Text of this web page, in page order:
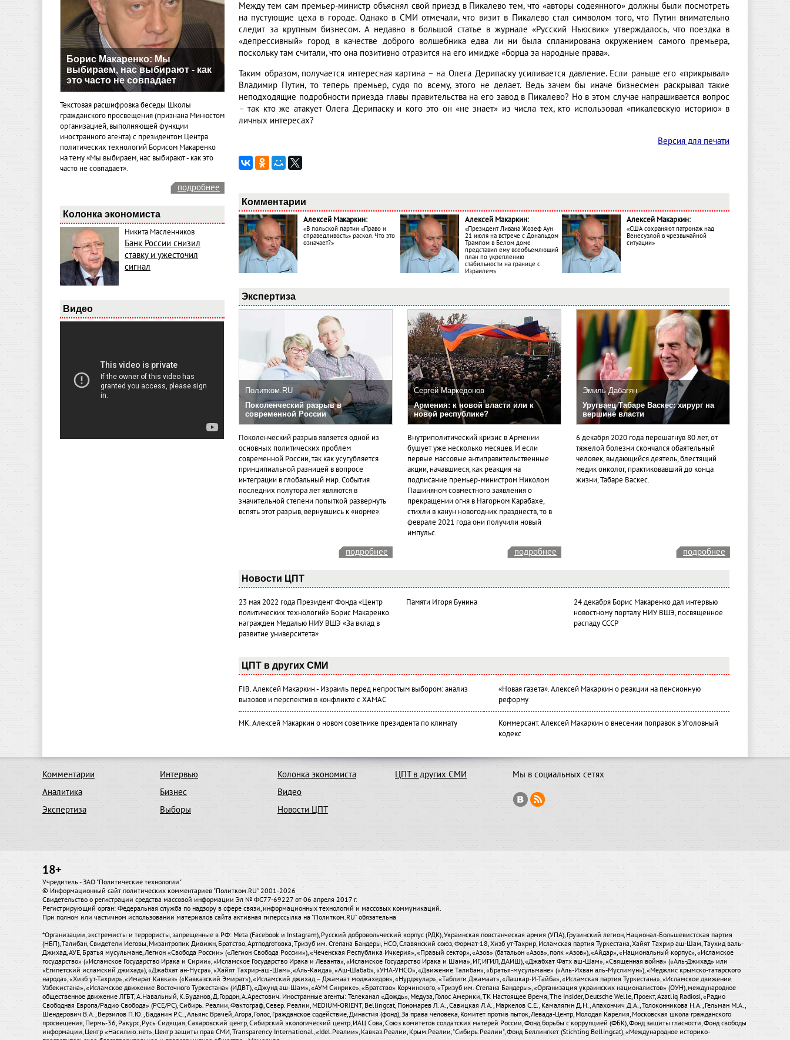
Борис Макаренко: Мы
выбираем, нас выбирают - как
это часто не совпадает
Текстовая расшифровка беседы Школы
гражданского просвещения (признана Минюстом
организацией, выполняющей функции
иностранного агента) с президентом Центра
политических технологий Борисом Макаренко
на тему «Мы выбираем, нас выбирают - как это
часто не совпадает».
подробнее
Колонка экономиста
Никита Масленников
Банк России снизил
ставку и ужесточил
сигнал
Видео
Между тем сам премьер-министр объяснял свой приезд в Пикалево тем, что «авторы содеянного» должны были посмотреть
на пустующие цеха в городе. Однако в СМИ отмечали, что визит в Пикалево стал символом того, что Путин внимательно
следит за крупным бизнесом. А недавно в большой статье в журнале «Русский Ньюсвик» утверждалось, что поездка в
«депрессивный» город в качестве доброго волшебника едва ли ни была спланирована окружением самого премьера,
поскольку там считали, что она позитивно отразится на его имидже «борца за народные права».
Таким образом, получается интересная картина – на Олега Дерипаску усиливается давление. Если раньше его «прикрывал»
Владимир Путин, то теперь премьер, судя по всему, этого не делает. Ведь зачем бы иначе бизнесмен раскрывал такие
неподходящие подробности приезда главы правительства на его завод в Пикалево? Но в этом случае напрашивается вопрос
– так кто же атакует Олега Дерипаску и кого это он «не знает» из числа тех, кто использовал «пикалевскую историю» в
личных интересах?
Версия для печати
Комментарии
Алексей Макаркин:
«В польской партии «Право и
справедливость» раскол. Что это
означает?»
Алексей Макаркин:
«Президент Ливана Жозеф Аун
21 июля на встрече с Дональдом
Трампом в Белом доме
представил ему всеобъемлющий
план по укреплению
стабильности на границе с
Израилем»
Алексей Макаркин:
«США сохраняют патронаж над
Венесуэлой в чрезвычайной
ситуации»
Экспертиза
Политком.RU
Поколенческий разрыв в
современной России
Поколенческий разрыв является одной из
основных политических проблем
современной России, так как усугубляется
принципиальной разницей в вопросе
интеграции в глобальный мир. События
последних полутора лет являются в
значительной степени попыткой развернуть
вспять этот разрыв, вернувшись к «норме».
Сергей Маркедонов
Армения: к новой власти или к
новой республике?
Внутриполитический кризис в Армении
бушует уже несколько месяцев. И если
первые массовые антиправительственные
акции, начавшиеся, как реакция на
подписание премьер-министром Николом
Пашиняном совместного заявления о
прекращении огня в Нагорном Карабахе,
стихли в канун новогодних празднеств, то в
феврале 2021 года они получили новый
импульс.
Эмиль Дабагян
Уругваец Табаре Васкес: хирург на
вершине власти
6 декабря 2020 года перешагнув 80 лет, от
тяжелой болезни скончался обаятельный
человек, выдающийся деятель, блестящий
медик онколог, практиковавший до конца
жизни, Табаре Васкес.
подробнее подробнее подробнее
Новости ЦПТ
23 мая 2022 года Президент Фонда «Центр
политических технологий» Борис Макаренко
награжден Медалью НИУ ВШЭ «За вклад в
развитие университета»
Памяти Игоря Бунина
24 декабря Борис Макаренко дал интервью
новостному порталу НИУ ВШЭ, посвященное
распаду СССР
ЦПТ в других СМИ
FIB. Алексей Макаркин - Израиль перед непростым выбором: анализ
вызовов и перспектив в конфликте с ХАМАС
«Новая газета». Алексей Макаркин о реакции на пенсионную
реформу
МК. Алексей Макаркин о новом советнике президента по климату
Коммерсант. Алексей Макаркин о внесении поправок в Уголовный
кодекс
Комментарии
Аналитика
Экспертиза
Интервью
Бизнес
Выборы
Колонка экономиста
Видео
Новости ЦПТ
ЦПТ в других СМИ Мы в социальных сетях
18+
Учредитель - ЗАО "Политические технологии"
© Информационный сайт политических комментариев "Политком.RU" 2001-2026
Свидетельство о регистрации средства массовой информации Эл № ФС77-69227 от 06 апреля 2017 г.
Регистрирующий орган: Федеральная служба по надзору в сфере связи, информационных технологий и массовых коммуникаций.
При полном или частичном использовании материалов сайта активная гиперссылка на "Политком.RU" обязательна
*Организации, экстремисты и террористы, запрещенные в РФ: Meta (Facebook и Instagram), Русский добровольческий корпус (РДК), Украинская повстанческая армия (УПА), Грузинский легион, Национал-Большевистская партия
(НБП), Талибан, Свидетели Иеговы, Мизантропик Дивижн, Братство, Артподготовка, Тризуб им. Степана Бандеры, НСО, Славянский союз, Формат-18, Хизб ут-Тахрир, Исламская партия Туркестана, Хайят Тахрир аш-Шам, Таухид валь-
Джихад, АУЕ, Братья мусульмане, Легион «Свобода России» («Легион Свобода России»), «Чеченская Республика Ичкерия», «Правый сектор», «Азов» (батальон «Азов», полк «Азов»), «Айдар», «Национальный корпус», «Исламское
государство» («Исламское Государство Ирака и Сирии», «Исламское Государство Ирака и Леванта», «Исламское Государство Ирака и Шама», ИГ, ИГИЛ, ДАИШ), «Джабхат Фатх аш-Шам», «Священная война» («Аль-Джихад» или
«Египетский исламский джихад»), «Джабхат ан-Нусра», «Хайят Тахрир-аш-Шам», «Аль-Каида», «Аш-Шабаб», «УНА-УНСО», «Движение Талибан», «Братья-мусульмане» («Аль-Ихван аль-Муслимун»), «Меджлис крымско-татарского
народа», «Хизб ут-Тахрир», «Имарат Кавказ» («Кавказский Эмират»), «Исламский джихад – Джамаат моджахедов», «Нурджулар», «Таблиги Джамаат», «Лашкар-И-Тайба», «Исламская партия Туркестана», «Исламское движение
Узбекистана», «Исламское движение Восточного Туркестана» (ИДВТ), «Джунд аш-Шам», «АУМ Синрике», «Братство» Корчинского, «Тризуб им. Степана Бандеры», «Организация украинских националистов» (ОУН), международное
общественное движение ЛГБТ, А.Навальный, К.Буданов, Д.Гордон, А.Арестович. Иностранные агенты: Телеканал «Дождь», Медуза, Голос Америки, ТК Настоящее Время, The Insider, Deutsche Welle, Проект, Azatliq Radiosi, «Радио
Свободная Европа/Радио Свобода» (PCE/PC), Сибирь. Реалии, Фактограф, Север. Реалии, MEDIUM-ORIENT, Bellingcat, Пономарев Л. А., Савицкая Л.А., Маркелов С.Е., Камалягин Д.Н., Апахончич Д.А., Толоконникова Н.А., Гельман М.А.,
Шендерович В.А., Верзилов П.Ю., Баданин Р.С., Альянс Врачей, Агора, Голос, Гражданское содействие, Династия (фонд), За права человека, Комитет против пыток, Левада-Центр, Молодая Карелия, Московская школа гражданского
просвещения, Пермь-36, Ракурс, Русь Сидящая, Сахаровский центр, Сибирский экологический центр, ИАЦ Сова, Союз комитетов солдатских матерей России, Фонд борьбы с коррупцией (ФБК), Фонд защиты гласности, Фонд свободы
информации, Центр «Насилию.нет», Центр защиты прав СМИ, Transparency International, «Idel.Реалии», Кавказ.Реалии, Крым.Реалии, "Сибирь.Реалии", Фонд Беллингкет (Stichting Bellingcat), «Международное историко-